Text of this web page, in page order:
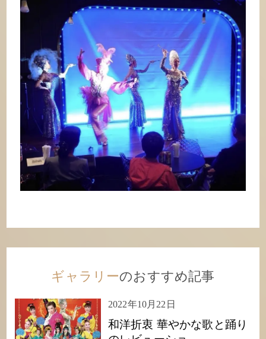
ギャラリーのおすすめ記事
2022年10月22日
和洋折衷 華やかな歌と踊り